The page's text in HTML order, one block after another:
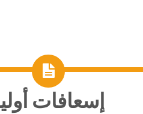
إسعافات